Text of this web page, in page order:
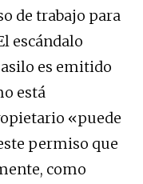
de trabajo para
escándalo
es emitido
está
«puede
permiso que
como